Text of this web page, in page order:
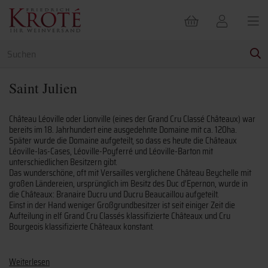
Saint Julien
Château Léoville oder Lionville (eines der Grand Cru Classé Châteaux) war
bereits im 18. Jahrhundert eine ausgedehnte Domaine mit ca. 120ha.
Später wurde die Domaine aufgeteilt, so dass es heute die Châteaux
Léoville-las-Cases, Léoville-Poyferré und Léoville-Barton mit
unterschiedlichen Besitzern gibt.
Das wunderschöne, oft mit Versailles verglichene Château Beychelle mit
großen Ländereien, ursprünglich im Besitz des Duc d’Epernon, wurde in
die Châteaux: Branaire Ducru und Ducru Beaucaillou aufgeteilt.
Einst in der Hand weniger Großgrundbesitzer ist seit einiger Zeit die
Aufteilung in elf Grand Cru Classés klassifizierte Châteaux und Cru
Bourgeois klassifizierte Châteaux konstant.
Weiterlesen